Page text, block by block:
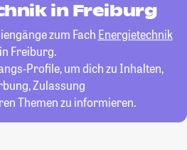
in Freiburg
zum Fach Energietechnik
in Freiburg.
Profile, um dich zu Inhalten,
Zulassung
Themen zu informieren.